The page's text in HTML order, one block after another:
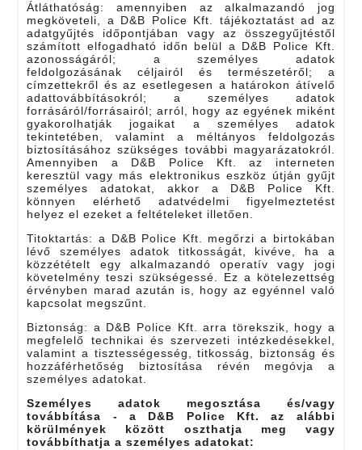
Átláthatóság: amennyiben az alkalmazandó jog
megköveteli, a D&B Police Kft. tájékoztatást ad az
adatgyűjtés időpontjában vagy az összegyűjtéstől
számított elfogadható időn belül a D&B Police Kft.
azonosságáról; a személyes adatok
feldolgozásának céljairól és természetéről; a
címzettekről és az esetlegesen a határokon átívelő
adattovábbításokról; a személyes adatok
forrásáról/forrásairól; arról, hogy az egyének miként
gyakorolhatják jogaikat a személyes adatok
tekintetében, valamint a méltányos feldolgozás
biztosításához szükséges további magyarázatokról.
Amennyiben a D&B Police Kft. az interneten
keresztül vagy más elektronikus eszköz útján gyűjt
személyes adatokat, akkor a D&B Police Kft.
könnyen elérhető adatvédelmi figyelmeztetést
helyez el ezeket a feltételeket illetően.
Titoktartás: a D&B Police Kft. megőrzi a birtokában
lévő személyes adatok titkosságát, kivéve, ha a
közzétételt egy alkalmazandó operatív vagy jogi
követelmény teszi szükségessé. Ez a kötelezettség
érvényben marad azután is, hogy az egyénnel való
kapcsolat megszűnt.
Biztonság: a D&B Police Kft. arra törekszik, hogy a
megfelelő technikai és szervezeti intézkedésekkel,
valamint a tisztességesség, titkosság, biztonság és
hozzáférhetőség biztosítása révén megóvja a
személyes adatokat.
Személyes adatok megosztása és/vagy
továbbítása - a D&B Police Kft. az alábbi
körülmények között oszthatja meg vagy
továbbíthatja a személyes adatokat: